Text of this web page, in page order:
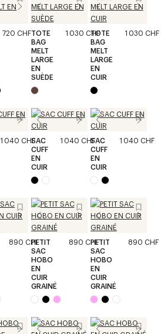
720 CHFTOTE
BAG
MELT
LARGE
EN
SUÈDE
1 030 CHFTOTE
BAG
MELT
LARGE
EN
CUIR
1 030 CHF
1 040 CHFSAC
CUFF
EN
CUIR
1 040 CHFSAC
CUFF
EN
CUIR
1 040 CHF
890 CHFPETIT
SAC
HOBO
EN
CUIR
GRAINÉ
890 CHFPETIT
SAC
HOBO
EN
CUIR
GRAINÉ
890 CHF